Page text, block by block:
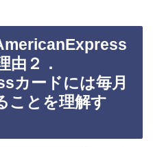
由２．
カードには毎月
ことを理解す